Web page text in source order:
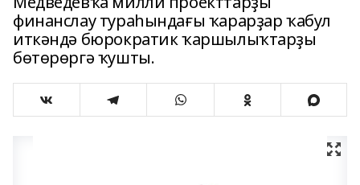
финанслау тураһындағы ҡарарҙар ҡабул
иткәндә бюрократик ҡаршылыҡтарҙы
бөтөрөргә ҡушты.